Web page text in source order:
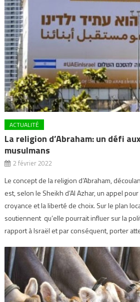
ACTUALITÉ
La religion d’Abraham: un défi
musulmans
2 février 2022
Le concept de la religion d’Abraham,
est, selon le Sheikh d’Al Azhar, un appel
croyance et la liberté de choix. Sur le plan
soutiennent qu’elle pourrait influer sur la
rapport à Israël et par conséquent, porter